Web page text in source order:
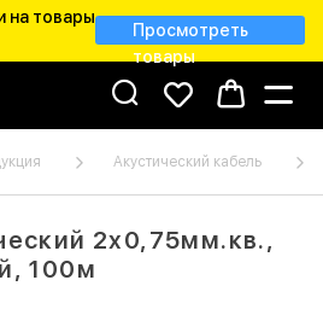
на товары
Просмотреть
товары
Акустический кабель
2х0,75мм.кв.,
100м